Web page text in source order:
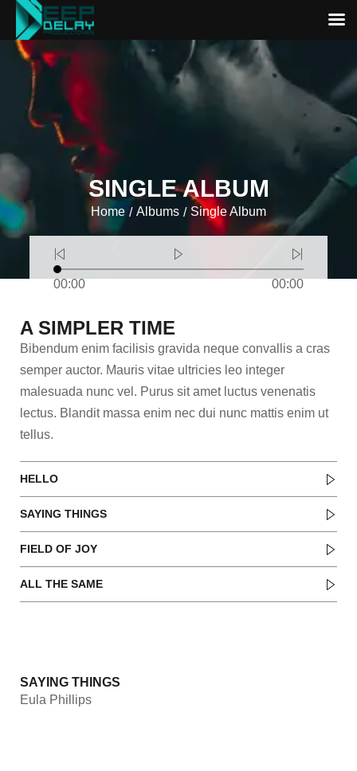
SINGLE ALBUM
Home / Albums / Single Album
00:00 00:00
A SIMPLER TIME
Bibendum enim facilisis gravida neque convallis a cras
semper auctor. Mauris vitae ultricies leo integer
malesuada nunc vel. Purus sit amet luctus venenatis
lectus. Blandit massa enim nec dui nunc mattis enim ut
tellus.
HELLO
SAYING THINGS
FIELD OF JOY
ALL THE SAME
SAYING THINGS
Eula Phillips